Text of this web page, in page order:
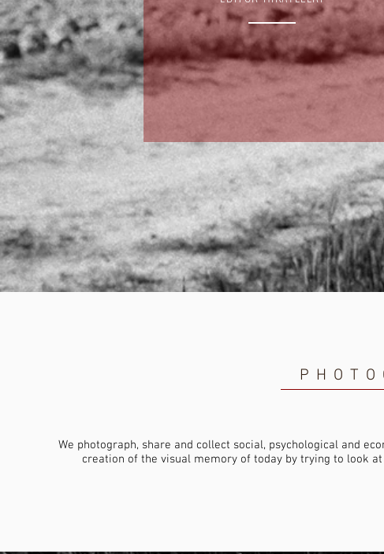
We photograph, share and collect social, psychological and
creation of the visual memory of today by trying to look